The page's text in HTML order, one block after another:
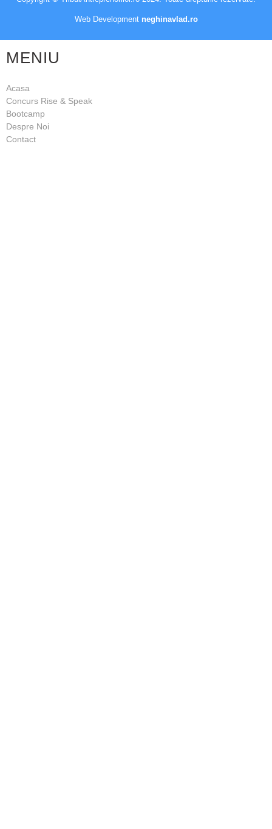
Web Development neghinavlad.ro
MENIU
Acasa
Concurs Rise & Speak
Bootcamp
Despre Noi
Contact